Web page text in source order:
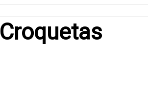
Croquetas